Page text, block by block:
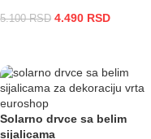
5.100RSD 4.490 RSD
Solarno drvce sa belim
sijalicama